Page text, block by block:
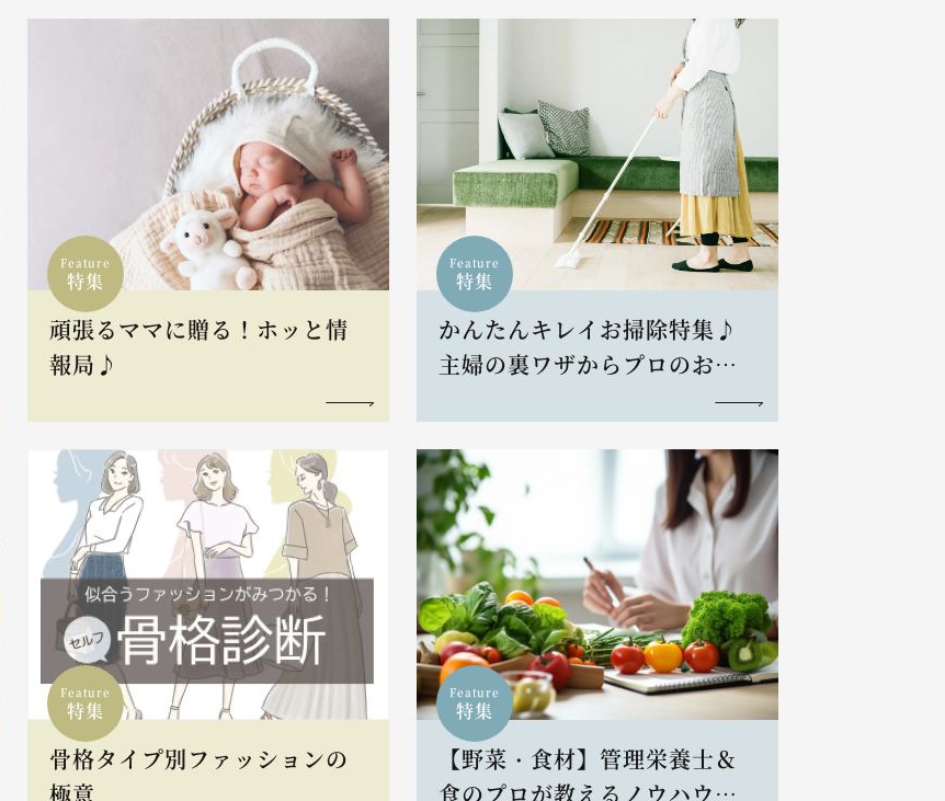
Feature
特集
頑張るママに贈る！ホッと情
報局♪
Feature
特集
かんたんキレイお掃除特集♪
主婦の裏ワザからプロのお掃
Feature
特集
骨格タイプ別ファッションの
極意
Feature
特集
【野菜・食材】管理栄養士＆
食のプロが教えるノウハウと